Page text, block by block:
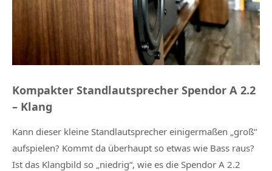
Kompakter Standlautsprecher Spendor A 2.2
– Klang
Kann dieser kleine Standlautsprecher einigermaßen „groß“
aufspielen? Kommt da überhaupt so etwas wie Bass raus?
Ist das Klangbild so „niedrig“, wie es die Spendor A 2.2